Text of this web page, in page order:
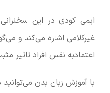
ایمی کودی در این
غیرکلامی اشاره می‌کند و
اعتمادبه نفس افراد تاثیر
با آموزش زبان بدن